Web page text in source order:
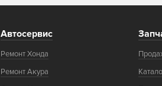
Автосервис
Ремонт Хонда
Ремонт Акура